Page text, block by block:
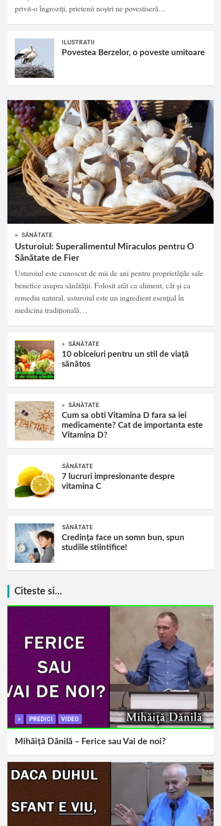
privit-o îngroziți, prietenii noștri ne povestiseră…
ILUSTRATII
Povestea Berzelor, o poveste umitoare
» SĂNĂTATE
Usturoiul: Superalimentul Miraculos pentru O
Sănătate de Fier
Usturoiul este cunoscut de mii de ani pentru proprietățile sale
benefice asupra sănătății. Folosit atât ca aliment, cât și ca
remediu natural, usturoiul este un ingredient esențial în
medicina tradițională…
» SĂNĂTATE
10 obiceiuri pentru un stil de viață
sănătos
» SĂNĂTATE
Cum sa obti Vitamina D fara sa iei
medicamente? Cat de importanta este
Vitamina D?
SĂNĂTATE
7 lucruri impresionante despre
vitamina C
SĂNĂTATE
Credința face un somn bun, spun
studiile stiintifice!
Citeste si...
» PREDICI VIDEO
Mihăiță Dănilă – Ferice sau Vai de noi?